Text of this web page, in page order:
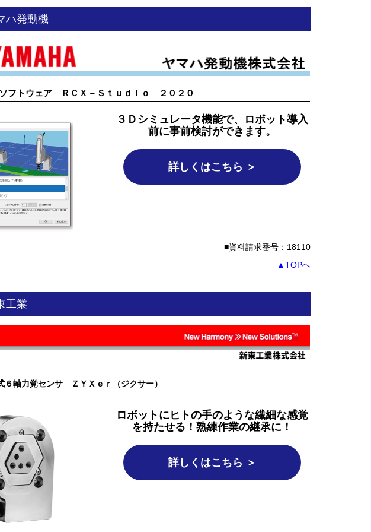
ハ発動機
フトウェア ＲＣＸ－Ｓｔｕｄｉｏ ２０２０
３Ｄシミュレータ機能で、ロボット導入
前に事前検討ができます。
詳しくはこちら ＞
資料請求番号：18110
▲TOPへ
工業
６軸力覚センサ ＺＹＸｅｒ（ジクサー）
ロボットにヒトの手のような繊細な感覚
を持たせる！熟練作業の継承に！
詳しくはこちら ＞